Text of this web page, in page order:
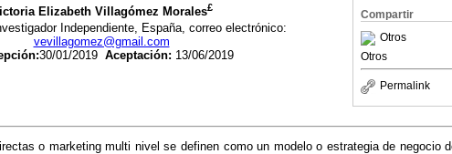
Compartir
Otros
Otros
Permalink
Elizabeth Villagómez Morales£
Independiente, España, correo electrónico:
vevillagomez@gmail.com
30/01/2019 Aceptación: 13/06/2019
o marketing multi nivel se definen como un modelo o estrategia de negocio